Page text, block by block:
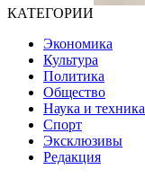
КАТЕГОРИИ
Экономика
Культура
Политика
Общество
Наука и техника
Спорт
Эксклюзивы
Редакция